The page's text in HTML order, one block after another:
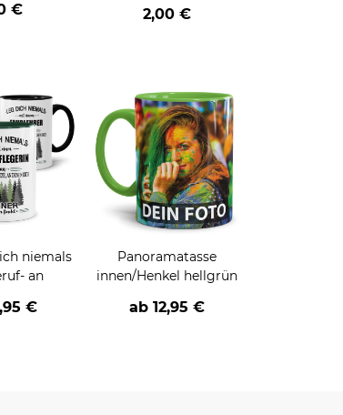
€ 2,00 €
niemals
an
€
Panoramatasse
innen/Henkel hellgrün
ab12,95 €